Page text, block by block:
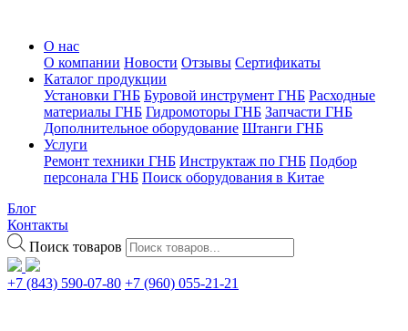
О нас
О компании Новости Отзывы Сертификаты
Каталог продукции
Установки ГНБ Буровой инструмент ГНБ Расходные
материалы ГНБ Гидромоторы ГНБ Запчасти ГНБ
Дополнительное оборудование Штанги ГНБ
Услуги
Ремонт техники ГНБ Инструктаж по ГНБ Подбор
персонала ГНБ Поиск оборудования в Китае
Блог
Контакты
Поиск товаров
+7 (843) 590-07-80 +7 (960) 055-21-21